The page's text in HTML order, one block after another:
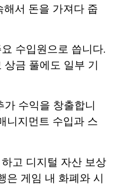
서 돈을 가져다 줍
수입원으로 씁니다.
금 풀에도 일부 기
수익을 창출합니
니지먼트 수입과 스
고 디지털 자산 보상
은 게임 내 화폐와 시